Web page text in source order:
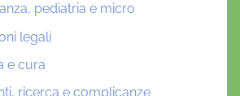
pediatria e micro
legali
e cura
ricerca e complicanze